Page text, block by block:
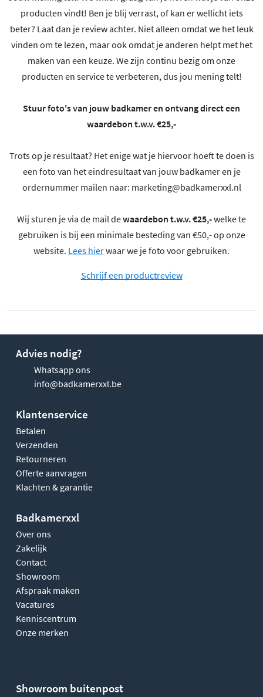
producten vindt! Ben je blij verrast, of kan er wellicht iets
beter? Laat dan je review achter. Niet alleen omdat we het leuk
vinden om te lezen, maar ook omdat je anderen helpt met het
maken van een keuze. We zijn continu bezig om onze
producten en service te verbeteren, dus jou mening telt!
Stuur foto's van jouw badkamer en ontvang direct een
waardebon t.w.v. €25,-
Trots op je resultaat? Het enige wat je hiervoor hoeft te doen is
een foto van het eindresultaat van jouw badkamer en je
ordernummer mailen naar: marketing@badkamerxxl.nl
Wij sturen je via de mail dewaardebon t.w.v. €25,-welke te
gebruiken is bij een minimale besteding van €50,- op onze
website. Lees hierwaar we je foto voor gebruiken.
Schrijf een productreview
Advies nodig?
Whatsapp ons
info@badkamerxxl.be
Klantenservice
Betalen
Verzenden
Retourneren
Offerte aanvragen
Klachten & garantie
Badkamerxxl
Over ons
Zakelijk
Contact
Showroom
Afspraak maken
Vacatures
Kenniscentrum
Onze merken
Showroom buitenpost